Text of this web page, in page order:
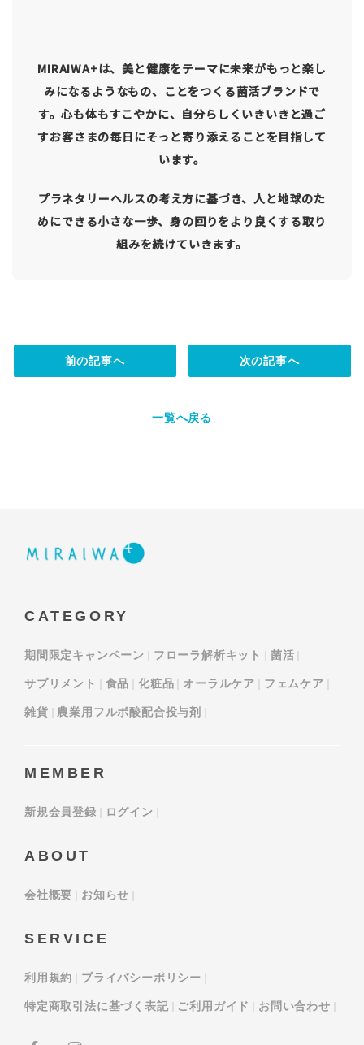
MIRAIWA+は、美と健康をテーマに未来がもっと楽し
みになるようなもの、ことをつくる菌活ブランドで
す。心も体もすこやかに、自分らしくいきいきと過ご
すお客さまの毎日にそっと寄り添えることを目指して
います。
プラネタリーヘルスの考え方に基づき、人と地球のた
めにできる小さな一歩、身の回りをより良くする取り
組みを続けていきます。
前の記事へ
一覧へ戻る
次の記事へ
CATEGORY
期間限定キャンペーン フローラ解析キット 菌活
サプリメント 食品 化粧品 オーラルケア フェムケア
雑貨 農業用フルボ酸配合投与剤
MEMBER
新規会員登録 ログイン
ABOUT
会社概要 お知らせ
SERVICE
利用規約 プライバシーポリシー
特定商取引法に基づく表記 ご利用ガイド お問い合わせ